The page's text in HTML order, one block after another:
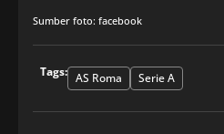
Sumber foto: facebook
Tags: AS Roma Serie A